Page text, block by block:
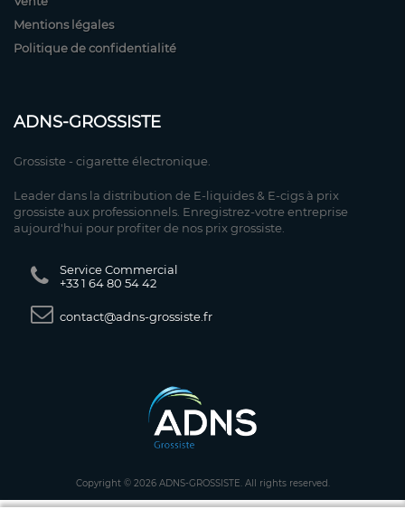
Mentions légales
Politique de confidentialité
ADNS-GROSSISTE
Grossiste - cigarette électronique.
Leader dans la distribution de E-liquides & E-cigs à prix
grossiste aux professionnels. Enregistrez-votre entreprise
aujourd'hui pour profiter de nos prix grossiste.
Service Commercial
+33 1 64 80 54 42
contact@adns-grossiste.fr
Copyright © 2026 ADNS-GROSSISTE. All rights reserved.